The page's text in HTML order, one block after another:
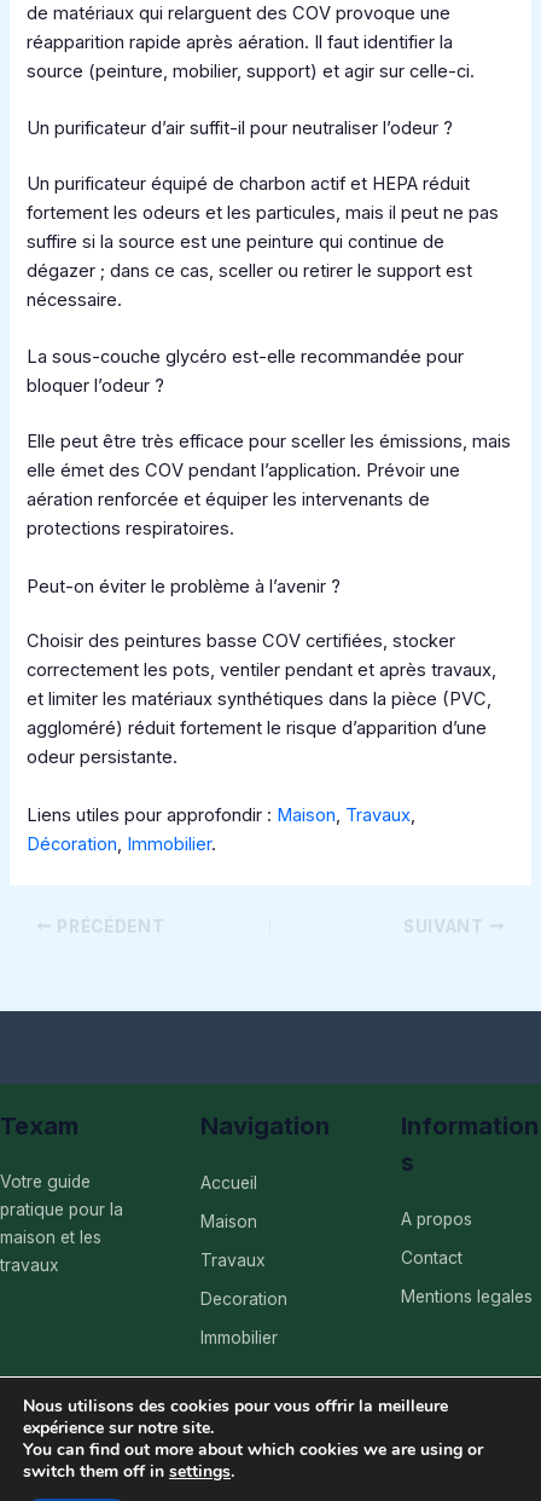
de matériaux qui relarguent des COV provoque une
réapparition rapide après aération. Il faut identifier la
source (peinture, mobilier, support) et agir sur celle-ci.
Un purificateur d’air suffit-il pour neutraliser l’odeur ?
Un purificateur équipé de charbon actif et HEPA réduit
fortement les odeurs et les particules, mais il peut ne pas
suffire si la source est une peinture qui continue de
dégazer ; dans ce cas, sceller ou retirer le support est
nécessaire.
La sous-couche glycéro est-elle recommandée pour
bloquer l’odeur ?
Elle peut être très efficace pour sceller les émissions, mais
elle émet des COV pendant l’application. Prévoir une
aération renforcée et équiper les intervenants de
protections respiratoires.
Peut-on éviter le problème à l’avenir ?
Choisir des peintures basse COV certifiées, stocker
correctement les pots, ventiler pendant et après travaux,
et limiter les matériaux synthétiques dans la pièce (PVC,
aggloméré) réduit fortement le risque d’apparition d’une
odeur persistante.
Liens utiles pour approfondir : Maison, Travaux,
Décoration, Immobilier.
PRÉCÉDENT SUIVANT
Texam
Votre guide
pratique pour la
maison et les
travaux
Navigation
Accueil
Maison
Travaux
Decoration
Immobilier
Information
s
A propos
Contact
Mentions legales
Nous utilisons des cookies pour vous offrir la meilleure
expérience sur notre site.
You can find out more about which cookies we are using or
switch them off in settings.